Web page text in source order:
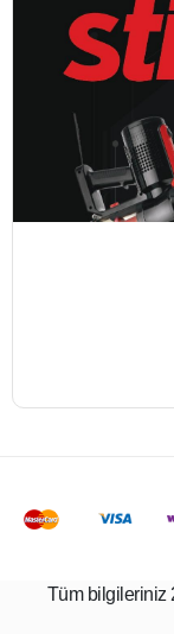
Tüm bilgileriniz